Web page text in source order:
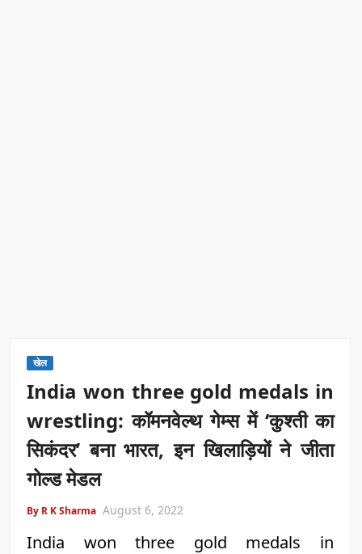
खेल
India won three gold medals in
wrestling: कॉमनवेल्थ गेम्स में ‘कुश्ती का
सिकंदर’ बना भारत, इन खिलाड़ियों ने जीता
गोल्ड मेडल
By R K Sharma August 6, 2022
India won three gold medals in